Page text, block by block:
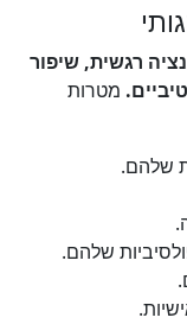
רגשית, שיפור
מטרות
שלהם.
שלהם.